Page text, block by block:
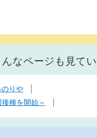
なページも見て
りや
種を開始～